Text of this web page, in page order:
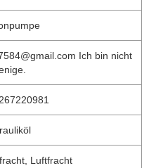
Ich bin nicht
Luftfracht